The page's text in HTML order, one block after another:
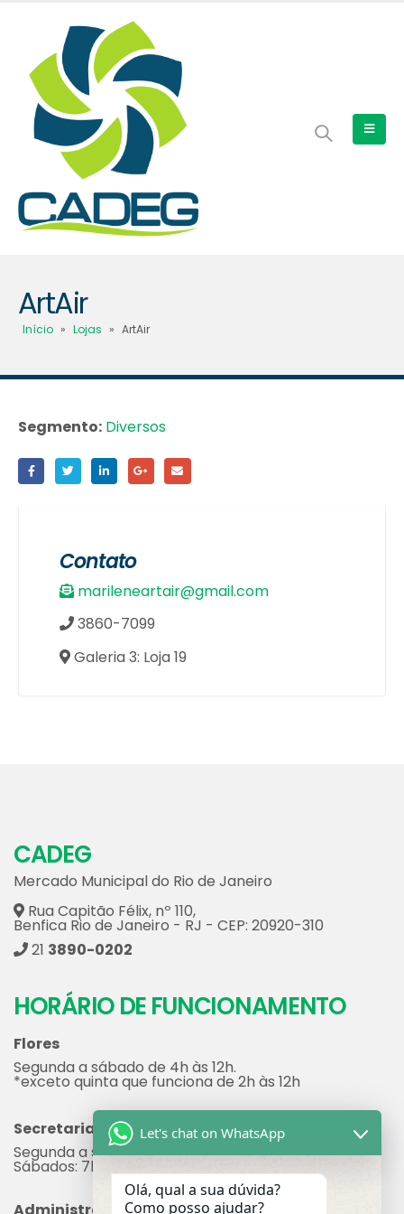
ArtAir
Início » Lojas » ArtAir
Segmento: Diversos
Contato
marileneartair@gmail.com
3860-7099
Galeria 3: Loja 19
CADEG
Mercado Municipal do Rio de Janeiro
Rua Capitão Félix, nº 110,
Benfica Rio de Janeiro - RJ - CEP: 20920-310
21 3890-0202
HORÁRIO DE FUNCIONAMENTO
Flores
Segunda a sábado de 4h às 12h.
*exceto quinta que funciona de 2h às 12h
Secretaria
Segunda a sexta: 7h às 17h
Sábados: 7h às 12h
Let's chat on WhatsApp
Olá, qual a sua dúvida?
Como posso ajudar?